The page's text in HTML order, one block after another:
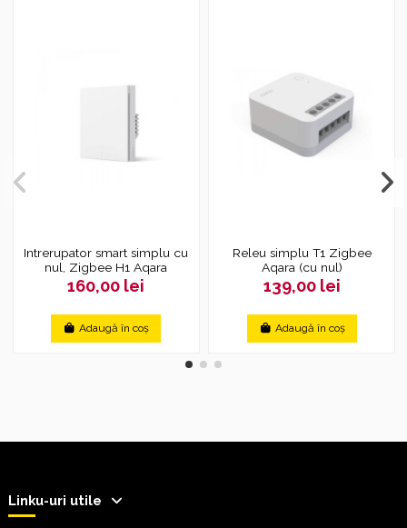
Intrerupator smart simplu cu
nul, Zigbee H1 Aqara
160,00 lei
Adaugă în coș
Releu simplu T1 Zigbee
Aqara (cu nul)
139,00 lei
Adaugă în coș
Linku-uri utile